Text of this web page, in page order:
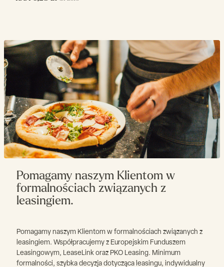
Głowica Stała
Wysoka hydracja Tak
Pomagamy naszym Klientom w
formalnościach związanych z
leasingiem.
Pomagamy naszym Klientom w formalnościach związanych z
leasingiem. Współpracujemy z Europejskim Funduszem
Leasingowym, LeaseLink oraz PKO Leasing. Minimum
formalności, szybka decyzja dotycząca leasingu, indywidualny